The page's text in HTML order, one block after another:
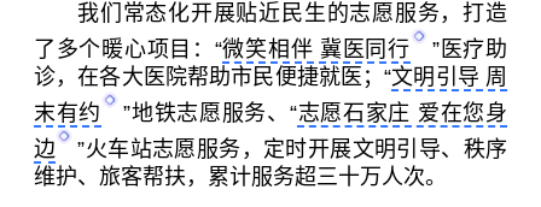
我们常态化开展贴近民生的志愿服务，打造
了多个暖心项目：“微笑相伴 冀医同行
”医疗助
诊，在各大医院帮助市民便捷就医；“文明引导 周
末有约
”地铁志愿服务、“志愿石家庄 爱在您身
边
”火车站志愿服务，定时开展文明引导、秩序
维护、旅客帮扶，累计服务超三十万人次。